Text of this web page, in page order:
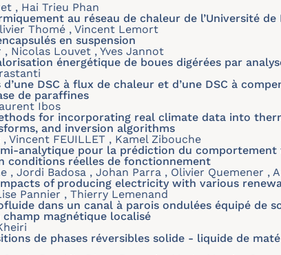
, Hai Trieu Phan
au réseau de chaleur de l’Université de
Thomé , Vincent Lemort
en suspension
Nicolas Louvet , Yves Jannot
énergétique de boues digérées par
DSC à flux de chaleur et d’une DSC à
de paraffines
Ibos
for incorporating real climate data into
and inversion algorithms
FEUILLET , Kamel Zibouche
analytique pour la prédiction du
conditions réelles de fonctionnement
, Jordi Badosa , Johan Parra , Olivier Quemener ,
of producing electricity with various
Pannier , Thierry Lemenand
dans un canal à parois ondulées équipé de
champ magnétique localisé
de phases réversibles solide - liquide de